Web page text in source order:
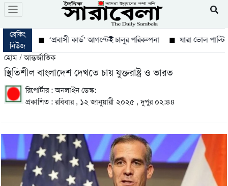
ব্রেকিং
নিউজ
‘প্রবাসী কার্ড’ আগস্টেই চালুর পরিকল্পনা
যারা ভোল
হোম / আন্তর্জাতিক
স্থিতিশীল বাংলাদেশ দেখতে চায় যুক্তরাষ্ট্র ও ভারত
রিপোর্টার : অনলাইন ডেস্ক:
প্রকাশিত : রবিবার , ১২ জানুয়ারী ২০২৫ , দুপুর ০২:৪৪